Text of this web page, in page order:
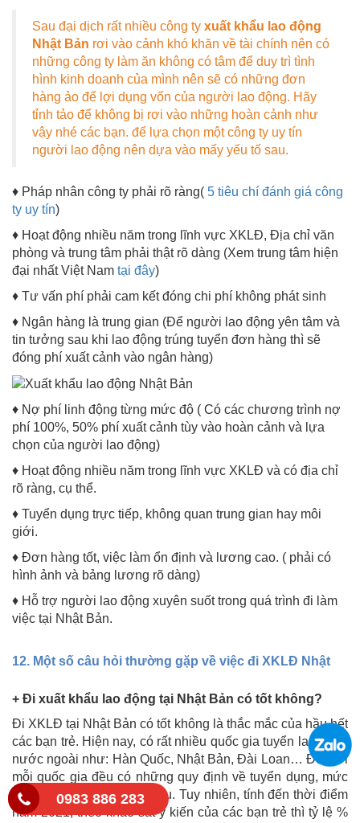
Sau đại dịch rất nhiều công ty xuất khẩu lao động
Nhật Bản rơi vào cảnh khó khăn về tài chính nên có
những công ty làm ăn không có tâm để duy trì tình
hình kinh doanh của mình nên sẽ có những đơn
hàng ảo để lợi dụng vốn của người lao động. Hãy
tỉnh tảo để không bị rơi vào những hoàn cảnh như
vậy nhé các bạn. để lựa chọn một công ty uy tín
người lao động nên dựa vào mấy yếu tố sau.
♦ Pháp nhân công ty phải rõ ràng( 5 tiêu chí đánh giá công
ty uy tín)
♦ Hoạt động nhiều năm trong lĩnh vực XKLĐ, Địa chỉ văn
phòng và trung tâm phải thật rõ dàng (Xem trung tâm hiện
đại nhất Việt Nam tại đây)
♦ Tư vấn phí phải cam kết đóng chi phí không phát sinh
♦ Ngân hàng là trung gian (Để người lao động yên tâm và
tin tưởng sau khi lao động trúng tuyển đơn hàng thì sẽ
đóng phí xuất cảnh vào ngân hàng)
♦ Nợ phí linh động từng mức độ ( Có các chương trình nợ
phí 100%, 50% phí xuất cảnh tùy vào hoàn cảnh và lựa
chọn của người lao động)
♦ Hoạt động nhiều năm trong lĩnh vực XKLĐ và có địa chỉ
rõ ràng, cụ thể.
♦ Tuyển dụng trực tiếp, không quan trung gian hay môi
giới.
♦ Đơn hàng tốt, việc làm ổn định và lương cao. ( phải có
hình ảnh và bảng lương rõ dàng)
♦ Hỗ trợ người lao động xuyên suốt trong quá trình đi làm
việc tại Nhật Bản.
12. Một số câu hỏi thường gặp về việc đi XKLĐ Nhật
+ Đi xuất khẩu lao động tại Nhật Bản có tốt không?
Đi XKLĐ tại Nhật Bản có tốt không là thắc mắc của hầu hết
các bạn trẻ. Hiện nay, có rất nhiều quốc gia tuyển lao động
nước ngoài như: Hàn Quốc, Nhật Bản, Đài Loan… Đối với
mỗi quốc gia đều có những quy định về tuyển dụng, mức
lương và chế độ khác nhau. Tuy nhiên, tính đến thời điểm
năm 2021, theo khảo sát ý kiến của các bạn trẻ thì tỷ lệ %
0983 886 283